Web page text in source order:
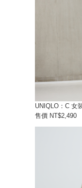
UNIQLO：C 女
售價 NT$2,490